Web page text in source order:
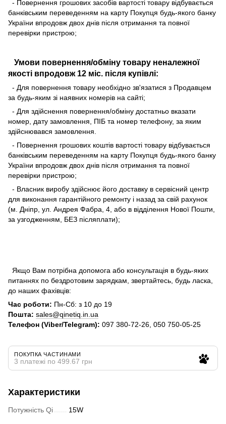
- Повернення грошових засобів вартості товару відбувається
банківським переведенням на карту Покупця будь-якого банку
України впродовж двох днів після отримання та повної
перевірки пристрою;
Умови повернення/обміну товару неналежної
якості впродовж 12 міс. після купівлі:
- Для повернення товару необхідно зв'язатися з Продавцем
за будь-яким зі наявних номерів на сайті;
- Для здійснення повернення/обміну достатньо вказати
номер, дату замовлення, ПІБ та номер телефону, за яким
здійснювався замовлення.
- Повернення грошових коштів вартості товару відбувається
банківським переведенням на карту Покупця будь-якого банку
України впродовж двох днів після отримання та повної
перевірки пристрою;
- Власник виробу здійснює його доставку в сервісний центр
для виконання гарантійного ремонту і назад за свій рахунок
(м. Дніпр, ул. Андрея Фабра, 4, або в відділення Нової Пошти,
за узгодженням, БЕЗ післяплати);
Якщо Вам потрібна допомога або консультація в будь-яких
питаннях по бездротовим зарядкам, звертайтесь, будь ласка,
до наших фахівців:
Час роботи: Пн-Сб: з 10 до 19
Пошта: sales@qinetiq.in.ua
Телефон (Viber/Telegram): 097 380-72-26, 050 750-05-25
ПОКУПКА ЧАСТИНАМИ
3 платежі по 499.67 грн
Характеристики
Потужність Qi 15W